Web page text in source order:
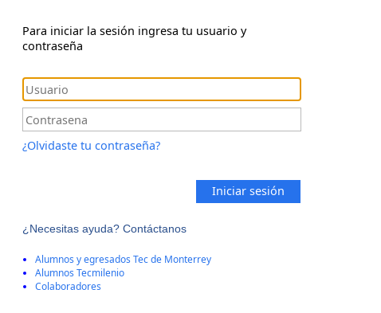
Para iniciar la sesión ingresa tu usuario y
contraseña
¿Olvidaste tu contraseña?
Iniciar sesión
¿Necesitas ayuda? Contáctanos
Alumnos y egresados Tec de Monterrey
Alumnos Tecmilenio
Colaboradores